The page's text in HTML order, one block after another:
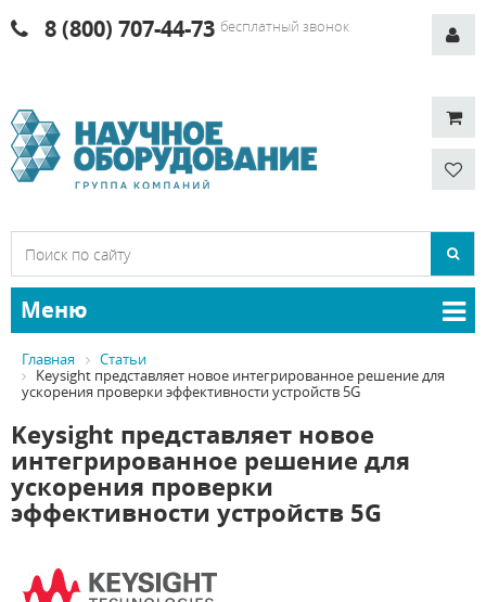
8 (800) 707-44-73 бесплатный звонок
Меню
Главная
Статьи
Keysight представляет новое интегрированное решение для
ускорения проверки эффективности устройств 5G
Keysight представляет новое
интегрированное решение для
ускорения проверки
эффективности устройств 5G